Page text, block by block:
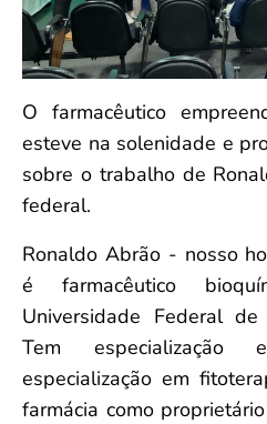
O farmacêutico
esteve na solenidade e
sobre o trabalho de
federal.
Ronaldo Abrão - nosso
é farmacêutico
Universidade Federal
Tem especialização
especialização em
farmácia como